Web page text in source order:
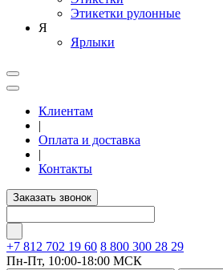
Этикетки рулонные
Я
Ярлыки
Клиентам
|
Оплата и доставка
|
Контакты
Заказать звонок
+7 812 702 19 60 8 800 300 28 29
Пн-Пт, 10:00-18:00 МСК